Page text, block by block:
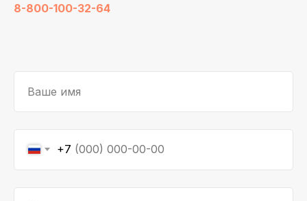
8-800-100-32-64
Ваше имя
+7